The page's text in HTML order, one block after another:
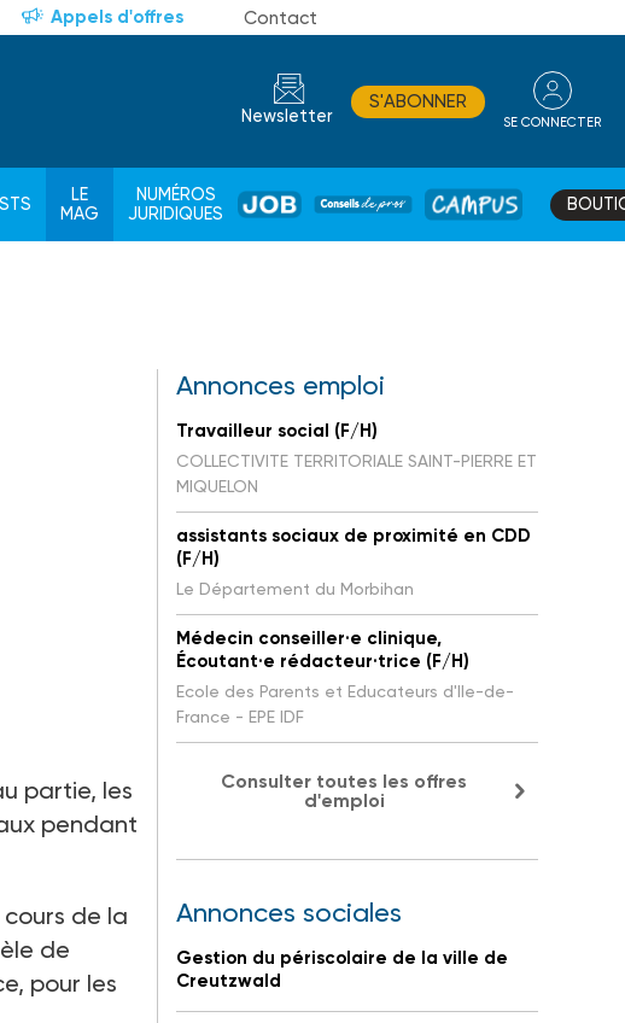
Appels d'offres Contact
Newsletter
S'ABONNER
SE CONNECTER
LE
MAG
NUMÉROS
JURIDIQUES
JOB
DE
CAMPUS
partie, les
pendant
de la
de
pour les
Annonces emploi
Travailleur social (F/H)
COLLECTIVITE TERRITORIALE SAINT-PIERRE ET
MIQUELON
assistants sociaux de proximité en CDD
(F/H)
Le Département du Morbihan
Médecin conseiller·e clinique,
Écoutant·e rédacteur·trice (F/H)
Ecole des Parents et Educateurs d'Ile-de-
France - EPE IDF
Consulter toutes les offres
d'emploi
Annonces sociales
Gestion du périscolaire de la ville de
Creutzwald